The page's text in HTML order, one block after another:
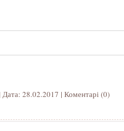
Дата: 28.02.2017 | Коментарі (0)